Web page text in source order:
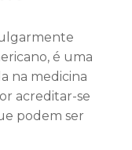
é uma
na medicina
acreditar-se
podem ser